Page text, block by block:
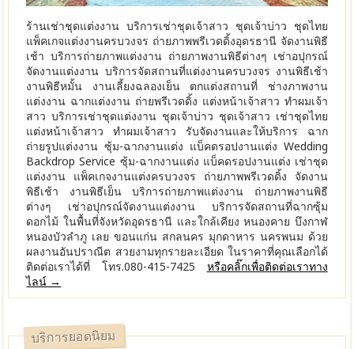
ร้านเช่าชุดแต่งงาน บริการเช่าชุดเจ้าสาว ชุดเจ้าบ่าว ชุดไทย
แพ็คเกจแต่งงานครบวงจร ถ่ายภาพพรีเวดดิ้งอุดรธานี จัดงานพิธี
เช้า บริการถ่ายภาพแต่งงาน ถ่ายภาพงานพิธีต่างๆ เช่าอปุกรณ์
จัดงานแต่งงาน บริการจัดสถานที่แต่งงานครบวงจร งานพิธีเช้า
งานพิธีหมั้น งานเลี้ยงฉลองเย็น ตกแต่งสถานที่ ช่างภาพงาน
แต่งงาน ฉากแต่งงาน ถ่ายพรีเวดดิ้ง แต่งหน้าเจ้าสาว ทำผมเจ้า
สาว บริการเช่าชุดแต่งงาน ชุดเจ้าบ่าว ชุดเจ้าสาว เช่าชุดไทย
แต่งหน้าเจ้าสาว ทำผมเจ้าสาว รับจัดงานและให้บริการ ฉาก
ถ่ายรูปแต่งงาน ซุ้ม-ฉากงานแต่ง แบ็คดรอปงานแต่ง Wedding
Backdrop Service ซุ้ม-ฉากงานแต่ง แบ็คดรอปงานแต่ง เช่าชุด
แต่งงาน แพ็คเกจงานแต่งครบวงจร ถ่ายภาพพรีเวดดิ้ง จัดงาน
พิธีเช้า งานพิธีเย็น บริการถ่ายภาพแต่งงาน ถ่ายภาพงานพิธี
ต่างๆ เช่าอปุกรณ์จัดงานแต่งงาน บริการจัดสถานที่ฉากซุ้ม
ดอกไม้ ในพื้นที่จังหวัดอุดรธานี และใกล้เคียง หนองคาย บึงกาฬ
หนองบัวลำภู เลย ขอนแก่น สกลนคร มุกดาหาร นครพนม ด้วย
ผลงานอันปราณีต สวยงามทุกรายละเอียด ในราคาที่คุณเลือกได้
ติดต่อเราได้ที่ โทร.080-415-7425 หรือคลิ๊กเพื่อติดต่อเราทาง
ไลน์ →
บริการยอดนิยม